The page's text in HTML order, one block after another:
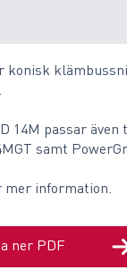
konisk
14M passar även
samt
mer information.
ner PDF